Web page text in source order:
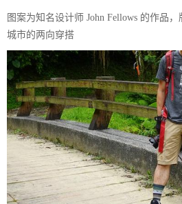
图案为知名设计师 John Fellows 的作品
城市的两向穿搭